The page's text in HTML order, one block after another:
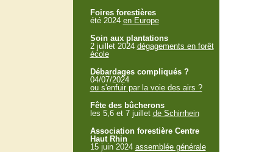
Foires forestières
été 2024 en Europe
Soin aux plantations
2 juillet 2024 dégagements en forêt
école
Débardages compliqués ?
04/07/2024
ou s'enfuir par la voie des airs ?
Fête des bûcherons
les 5,6 et 7 juillet de Schirrhein
Association forestière Centre
Haut Rhin
15 juin 2024 assemblée générale